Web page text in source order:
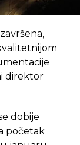
ulaganje
ljude
direktor
dobije
početak